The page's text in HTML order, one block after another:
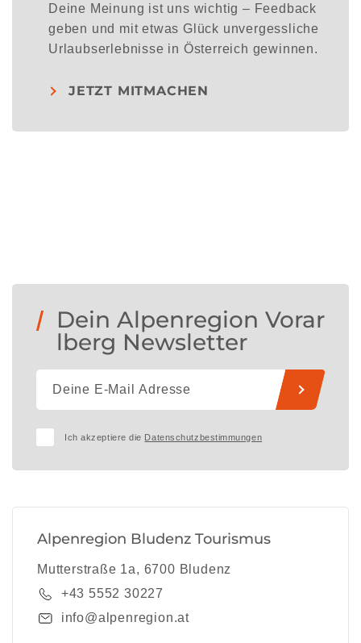
Deine Meinung ist uns wichtig – Feedback
geben und mit etwas Glück unvergessliche
Urlaubserlebnisse in Österreich gewinnen.
JETZT MITMACHEN
Dein Alpenregion Vorar
lberg Newsletter
Ich akzeptiere die Datenschutzbestimmungen
Alpenregion Bludenz Tourismus
Mutterstraße 1a, 6700 Bludenz
+43 5552 30227
info@alpenregion.at